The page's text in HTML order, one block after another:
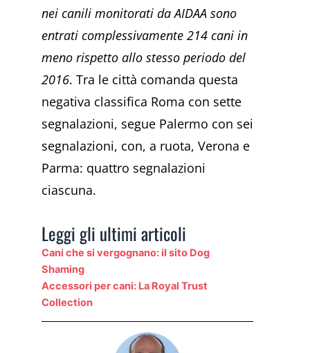
nei canili monitorati da AIDAA sono
entrati complessivamente 214 cani in
meno rispetto allo stesso periodo del
2016. Tra le città comanda questa
negativa classifica Roma con sette
segnalazioni, segue Palermo con sei
segnalazioni, con, a ruota, Verona e
Parma: quattro segnalazioni
ciascuna.
Leggi gli ultimi articoli
Cani che si vergognano: il sito Dog
Shaming
Accessori per cani: La Royal Trust
Collection